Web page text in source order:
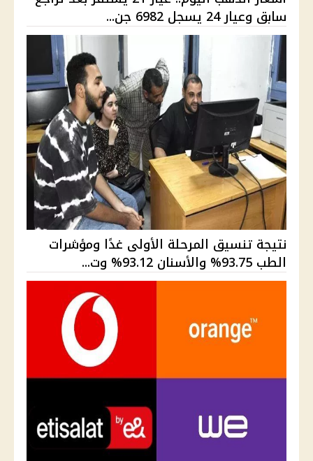
سابق وعيار 24 يسجل 6982 جن...
نتيجة تنسيق المرحلة الأولى غدًا ومؤشرات
الطب 93.75% والأسنان 93.12% وت...